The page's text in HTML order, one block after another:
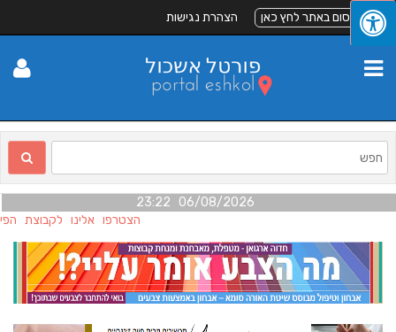
לפרסום באתר לחץ כאן הצהרת נגישות
06/08/2026 23:22
הצטרפו אלינו לקבוצת